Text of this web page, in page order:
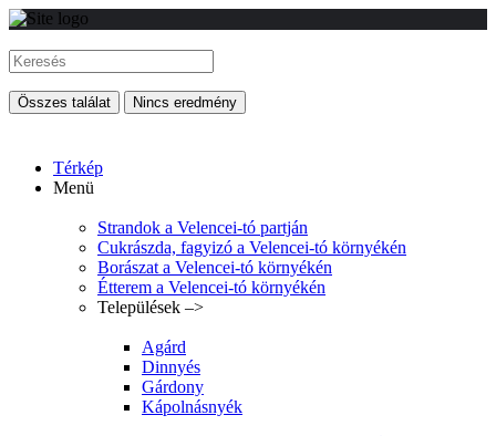
Összes találat Nincs eredmény
Térkép
Menü
Strandok a Velencei-tó partján
Cukrászda, fagyizó a Velencei-tó környékén
Borászat a Velencei-tó környékén
Étterem a Velencei-tó környékén
Települések –>
Agárd
Dinnyés
Gárdony
Kápolnásnyék